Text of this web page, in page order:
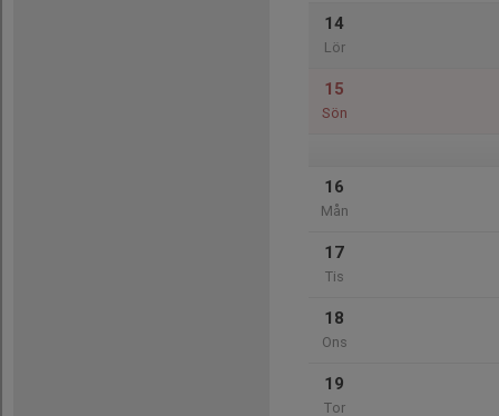
14
Lör
15
Sön
16
Mån
17
Tis
18
Ons
19
Tor